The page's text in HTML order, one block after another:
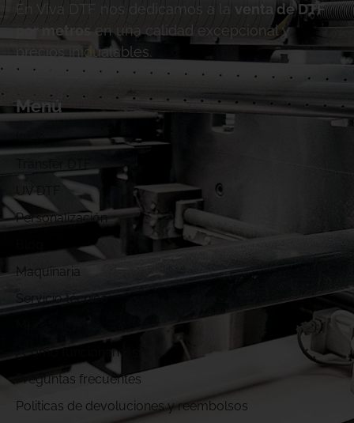
En Viva DTF nos dedicamos a la
venta de DTF
por metros
en una calidad excepcional y
precios inigualables.
Menú
UV DTF
Personalización
Maquinaria
Servicio técnico
¿Cómo funcionamos?
Preguntas frecuentes
Politicas de devoluciones y reembolsos